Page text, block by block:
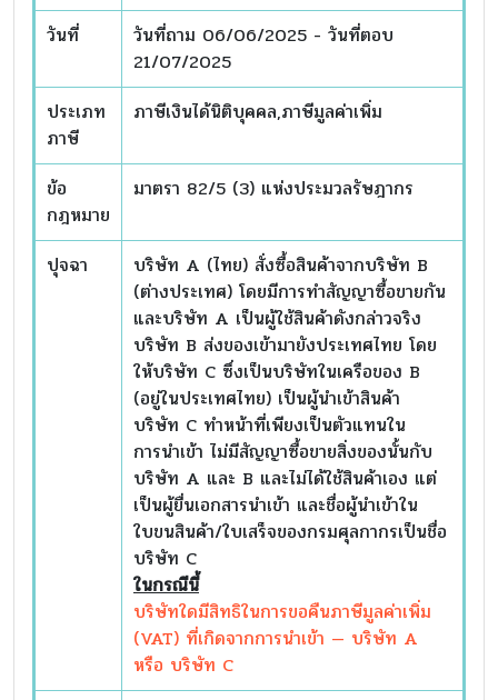
วันที่
วันที่ถาม 06/06/2025 - วันที่ตอบ
21/07/2025
ประเภท
ภาษี
ภาษีเงินได้นิติบุคคล,ภาษีมูลค่าเพิ่ม
ข้อ
กฎหมาย
มาตรา 82/5 (3) แห่งประมวลรัษฎากร
ปุจฉา
บริษัท A (ไทย) สั่งซื้อสินค้าจากบริษัท B
(ต่างประเทศ) โดยมีการทำสัญญาซื้อขายกัน
และบริษัท A เป็นผู้ใช้สินค้าดังกล่าวจริง
บริษัท B ส่งของเข้ามายังประเทศไทย โดย
ให้บริษัท C ซึ่งเป็นบริษัทในเครือของ B
(อยู่ในประเทศไทย) เป็นผู้นำเข้าสินค้า
บริษัท C ทำหน้าที่เพียงเป็นตัวแทนใน
การนำเข้า ไม่มีสัญญาซื้อขายสิ่งของนั้นกับ
บริษัท A และ B และไม่ได้ใช้สินค้าเอง แต่
เป็นผู้ยื่นเอกสารนำเข้า และชื่อผู้นำเข้าใน
ใบขนสินค้า/ใบเสร็จของกรมศุลกากรเป็นชื่อ
บริษัท C
ในกรณีนี้
บริษัทใดมีสิทธิในการขอคืนภาษีมูลค่าเพิ่ม
(VAT) ที่เกิดจากการนำเข้า — บริษัท A
หรือ บริษัท C